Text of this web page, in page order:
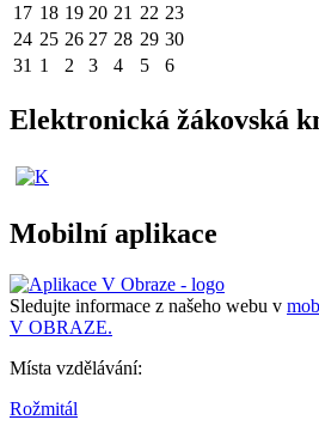
17 18 19 20 21 22 23
24 25 26 27 28 29 30
31 1 2 3 4 5 6
Elektronická žákovská
Mobilní aplikace
Sledujte informace z našeho webu v
V OBRAZE.
Místa vzdělávání:
Rožmitál